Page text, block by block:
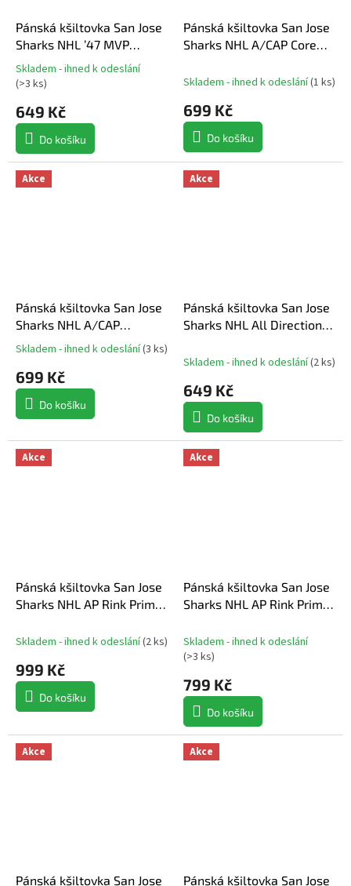
Pánská kšiltovka San Jose
Sharks NHL ’47 MVP
SNAPBACK camel beige
Průměrné
hodnocení
produktu
je
5,0
z
5
hvězdiček.
Skladem - ihned k odeslání
(>3 ks)
649 Kč
Do košíku
Pánská kšiltovka San Jose
Sharks NHL A/CAP Core
Skladem - ihned k odeslání(1 ks)
699 Kč
Do košíku
Akce
Pánská kšiltovka San Jose
Sharks NHL A/CAP
Structured Adjustable
Průměrné
produktu
je
5,0
5
hvězdiček.
Skladem - ihned k odeslání(3 ks)
699 Kč
Do košíku
Akce
Pánská kšiltovka San Jose
Sharks NHL All Directions
Skladem - ihned k odeslání(2 ks)
649 Kč
Do košíku
Akce
Pánská kšiltovka San Jose
Sharks NHL AP Rink Prime
Squarevisor Snapback
Skladem - ihned k odeslání(2 ks)
999 Kč
Do košíku
Akce
Pánská kšiltovka San Jose
Sharks NHL AP Rink Prime
Snapbuckle
Skladem - ihned k odeslání
(>3 ks)
799 Kč
Do košíku
Akce
Pánská kšiltovka San Jose
Akce
Pánská kšiltovka San Jose